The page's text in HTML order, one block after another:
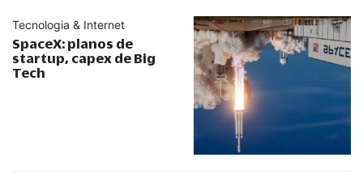
Tecnologia & Internet
SpaceX: planos de
startup, capex de Big
Tech